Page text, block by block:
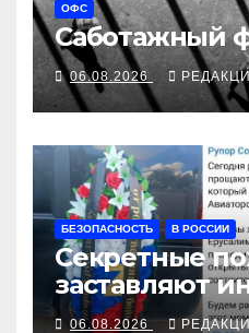
ОФС
Саботажный
06.08.2026
БЕЗОПАСНОСТЬ В РОССИИ
Секретные
заставляют
взглянуть на
06.08.2026